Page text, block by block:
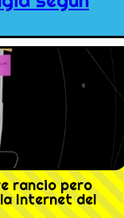
rancio pero
Internet del